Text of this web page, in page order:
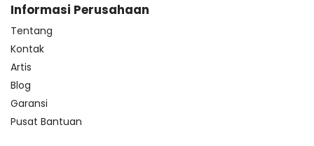
Informasi Perusahaan
Tentang
Kontak
Artis
Blog
Garansi
Pusat Bantuan